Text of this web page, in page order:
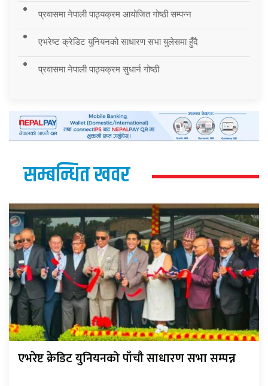
प्रवासमा नेपाली पाठ्यक्रम आयोजित गोष्ठी सम्पन्न
एभरेष्ट क्रेडिट युनियनको साधारण सभा युलेसमा हुँदै
प्रवासमा नेपाली पाठ्यक्रम सुधार्न गोष्ठी
सम्बन्धित खवर
एभरेष्ट क्रेडिट युनियनको पाँचौ साधारण सभा सम्पन्न